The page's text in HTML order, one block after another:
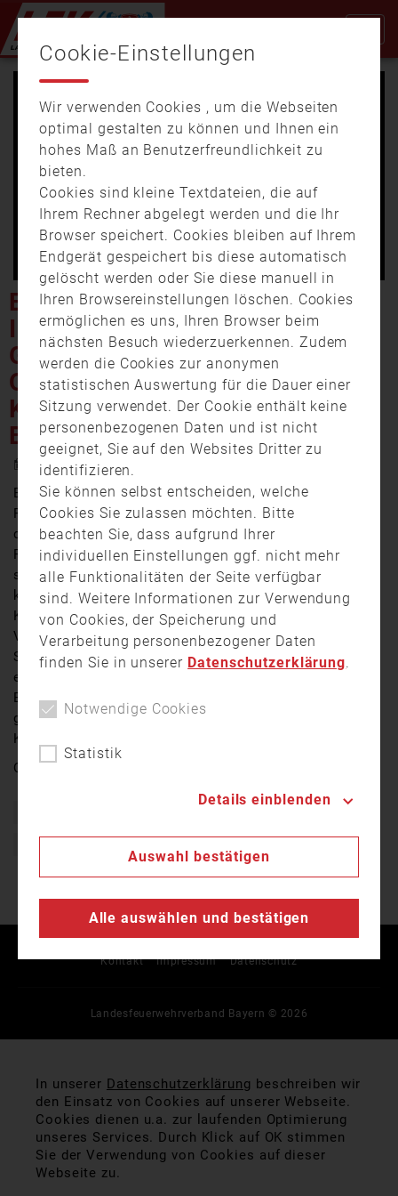
Video
EINE NEUE AUFGABE UND
IMMER MEHR EINSÄTZE – IM
GESPRÄCH MIT DEM
OSTALLGÄUER
KREISBRANDRAT MARKUS
BARNSTEINER
1. Januar 2024 18:00
Brände, Autounfälle, Hochwasser – Fälle in denen die
Feuerwehr zu Hilfe gerufen wird. Im Allgäu werden es
dabei immer mehr. Immer öfter müssen die
Feuerwehren ausrücken und rund um die Uhr bereit
sein. Eine Aufgabe, die sich nicht jeder vorstellen
kann. Markus Barnsteiner hingegen sehr gut. Er ist
Kreisbrandrat des Ostallgäus und seit Kurzem sogar
Vorsitzender des Bezirksfeuerwehrverbandes
Schwaben. Was sind seine neuen Aufgaben? Wie sieht
es mit dem Feuerwehrnachwuchs aus und zu welchen
Einsätzen wird die Feuerwehr eigentlich am häufigsten
gerufen? Markus Barnsteiner im Gespräch mit Tobias
Krüger mit den Antworten.
Quelle:
Kontakt Impressum Datenschutz
Landesfeuerwehrverband Bayern © 2026
Cookie-Einstellungen
Wir verwenden Cookies , um die Webseiten
optimal gestalten zu können und Ihnen ein
hohes Maß an Benutzerfreundlichkeit zu
bieten.
Cookies sind kleine Textdateien, die auf
Ihrem Rechner abgelegt werden und die Ihr
Browser speichert. Cookies bleiben auf Ihrem
Endgerät gespeichert bis diese automatisch
gelöscht werden oder Sie diese manuell in
Ihren Browsereinstellungen löschen. Cookies
ermöglichen es uns, Ihren Browser beim
nächsten Besuch wiederzuerkennen. Zudem
werden die Cookies zur anonymen
statistischen Auswertung für die Dauer einer
Sitzung verwendet. Der Cookie enthält keine
personenbezogenen Daten und ist nicht
geeignet, Sie auf den Websites Dritter zu
identifizieren.
Sie können selbst entscheiden, welche
Cookies Sie zulassen möchten. Bitte
beachten Sie, dass aufgrund Ihrer
individuellen Einstellungen ggf. nicht mehr
alle Funktionalitäten der Seite verfügbar
sind. Weitere Informationen zur Verwendung
von Cookies, der Speicherung und
Verarbeitung personenbezogener Daten
finden Sie in unserer Datenschutzerklärung.
Notwendige Cookies
Statistik
Details einblenden
Auswahl bestätigen
Alle auswählen und bestätigen
In unserer Datenschutzerklärung beschreiben wir
den Einsatz von Cookies auf unserer Webseite.
Cookies dienen u.a. zur laufenden Optimierung
unseres Services. Durch Klick auf OK stimmen
Sie der Verwendung von Cookies auf dieser
Webseite zu.